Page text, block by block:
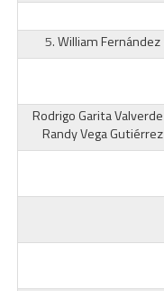
5.William Fernández
Rodrigo Garita Valverde
Randy Vega Gutiérrez